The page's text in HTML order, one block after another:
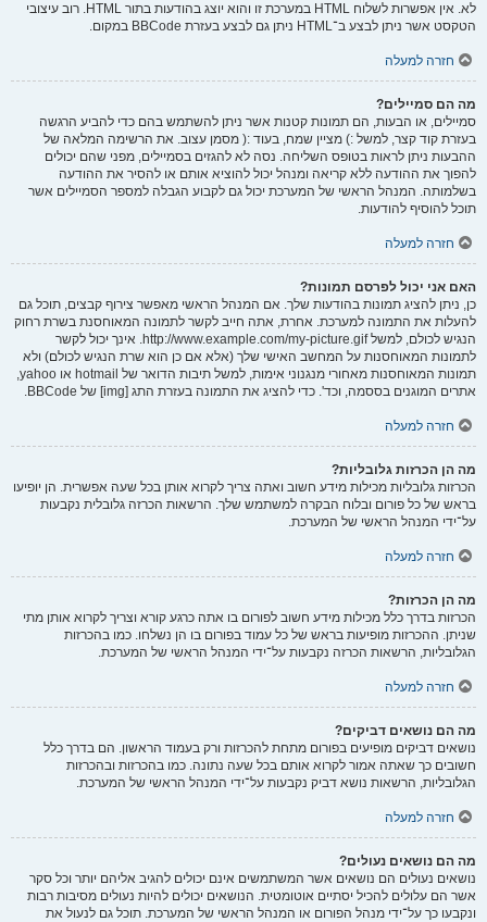
לא. אין אפשרות לשלוח HTML במערכת זו והוא יוצג בהודעות בתור HTML. רוב עיצובי
הטקסט אשר ניתן לבצע ב־HTML ניתן גם לבצע בעזרת BBCode במקום.
חזרה למעלה
מה הם סמיילים?
סמיילים, או הבעות, הם תמונות קטנות אשר ניתן להשתמש בהם כדי להביע הרגשה
בעזרת קוד קצר, למשל :) מציין שמח, בעוד :( מסמן עצוב. את הרשימה המלאה של
ההבעות ניתן לראות בטופס השליחה. נסה לא להגזים בסמיילים, מפני שהם יכולים
להפוך את ההודעה ללא קריאה ומנהל יכול להוציא אותם או להסיר את ההודעה
בשלמותה. המנהל הראשי של המערכת יכול גם לקבוע הגבלה למספר הסמיילים אשר
תוכל להוסיף להודעות.
חזרה למעלה
האם אני יכול לפרסם תמונות?
כן, ניתן להציג תמונות בהודעות שלך. אם המנהל הראשי מאפשר צירוף קבצים, תוכל גם
להעלות את התמונה למערכת. אחרת, אתה חייב לקשר לתמונה המאוחסנת בשרת רחוק
הנגיש לכולם, למשל http://www.example.com/my-picture.gif. אינך יכול לקשר
לתמונות המאוחסנות על המחשב האישי שלך (אלא אם כן הוא שרת הנגיש לכולם) ולא
תמונות המאוחסנות מאחורי מנגנוני אימות, למשל תיבות הדואר של hotmail או yahoo,
אתרים המוגנים בססמה, וכד'. כדי להציג את התמונה בעזרת התג [img] של BBCode.
חזרה למעלה
מה הן הכרזות גלובליות?
הכרזות גלובליות מכילות מידע חשוב ואתה צריך לקרוא אותן בכל שעה אפשרית. הן יופיעו
בראש של כל פורום ובלוח הבקרה למשתמש שלך. הרשאות הכרזה גלובלית נקבעות
על־ידי המנהל הראשי של המערכת.
חזרה למעלה
מה הן הכרזות?
הכרזות בדרך כלל מכילות מידע חשוב לפורום בו אתה כרגע קורא וצריך לקרוא אותן מתי
שניתן. ההכרזות מופיעות בראש של כל עמוד בפורום בו הן נשלחו. כמו בהכרזות
הגלובליות, הרשאות הכרזה נקבעות על־ידי המנהל הראשי של המערכת.
חזרה למעלה
מה הם נושאים דביקים?
נושאים דביקים מופיעים בפורום מתחת להכרזות ורק בעמוד הראשון. הם בדרך כלל
חשובים כך שאתה אמור לקרוא אותם בכל שעה נתונה. כמו בהכרזות ובהכרזות
הגלובליות, הרשאות נושא דביק נקבעות על־ידי המנהל הראשי של המערכת.
חזרה למעלה
מה הם נושאים נעולים?
נושאים נעולים הם נושאים אשר המשתמשים אינם יכולים להגיב אליהם יותר וכל סקר
אשר הם עלולים להכיל יסתיים אוטומטית. הנושאים יכולים להיות נעולים מסיבות רבות
ונקבעו כך על־ידי מנהל הפורום או המנהל הראשי של המערכת. תוכל גם לנעול את